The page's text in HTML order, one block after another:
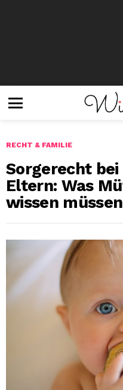
RECHT & FAMILIE
Sorgerecht
Eltern: Was
wissen müssen